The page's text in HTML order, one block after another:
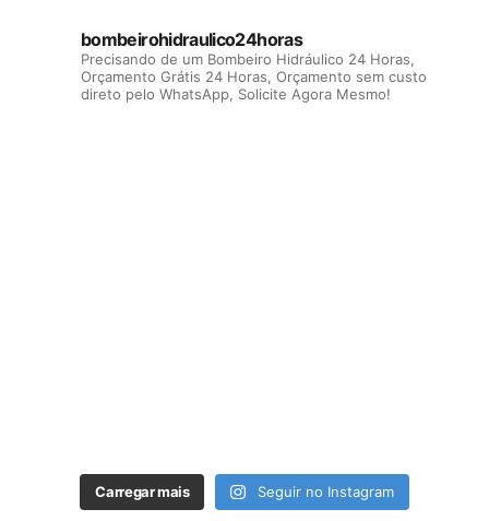
bombeirohidraulico24horas
Precisando de um Bombeiro Hidráulico 24 Horas,
Orçamento Grátis 24 Horas, Orçamento sem custo
direto pelo WhatsApp, Solicite Agora Mesmo!
Carregar mais Seguir no Instagram